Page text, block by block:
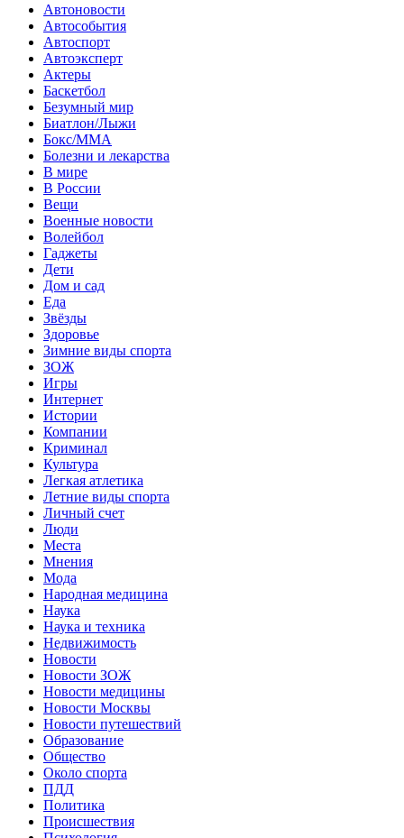
Автоновости
Автособытия
Автоспорт
Автоэксперт
Актеры
Баскетбол
Безумный мир
Биатлон/Лыжи
Бокс/MMA
Болезни и лекарства
В мире
В России
Вещи
Военные новости
Волейбол
Гаджеты
Дети
Дом и сад
Еда
Звёзды
Здоровье
Зимние виды спорта
ЗОЖ
Игры
Интернет
Истории
Компании
Криминал
Культура
Легкая атлетика
Летние виды спорта
Личный счет
Люди
Места
Мнения
Мода
Народная медицина
Наука
Наука и техника
Недвижимость
Новости
Новости ЗОЖ
Новости медицины
Новости Москвы
Новости путешествий
Образование
Общество
Около спорта
ПДД
Политика
Происшествия